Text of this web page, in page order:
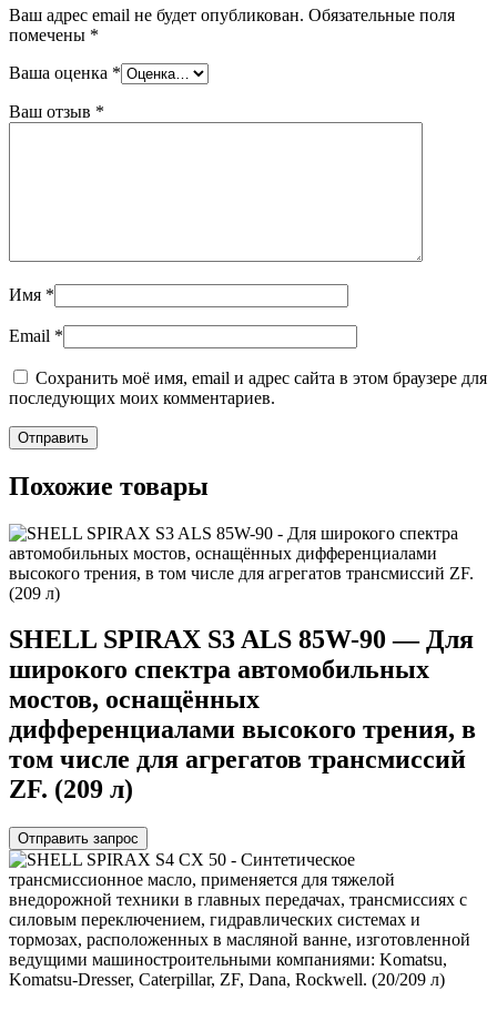
Ваш адрес email не будет опубликован. Обязательные поля
помечены *
Ваша оценка *
Ваш отзыв *
Имя *
Email *
Сохранить моё имя, email и адрес сайта в этом браузере для
последующих моих комментариев.
Похожие товары
SHELL SPIRAX S3 ALS 85W-90 — Для
широкого спектра автомобильных
мостов, оснащённых
дифференциалами высокого трения, в
том числе для агрегатов трансмиссий
ZF. (209 л)
Отправить запрос